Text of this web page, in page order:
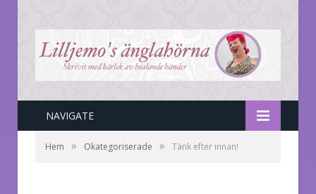
NAVIGATE
Hem » Okategoriserade » Tänk efter innan!